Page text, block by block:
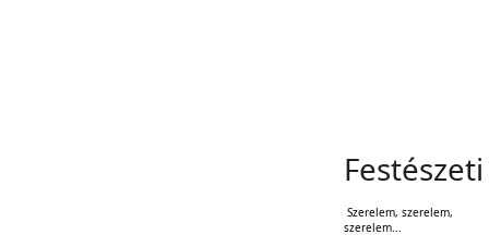
Szerelem, szerelem,
szerelem...